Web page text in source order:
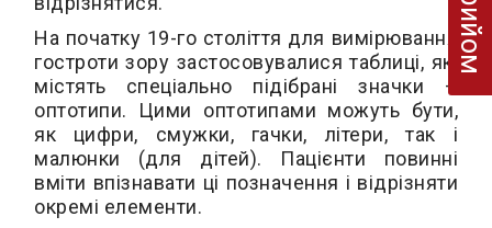
На початку 19-го століття для вимірювання
гостроти зору застосовувалися таблиці, які
містять спеціально підібрані значки –
оптотипи. Цими оптотипами можуть бути,
як цифри, смужки, гачки, літери, так і
малюнки (для дітей). Пацієнти повинні
вміти впізнавати ці позначення і відрізняти
окремі елементи.